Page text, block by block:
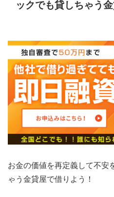
ックでも貸しちゃう
お金の価値を再定義して不安
ゃう金貸屋で借りよう！